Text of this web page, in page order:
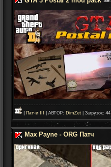
Патчи III | АВТОР: DimZet | Загрузок:
Max Payne - ORG Патч